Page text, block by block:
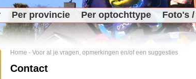
Per provincie Per optochttype Foto's
Home - Voor al je vragen, opmerkingen en/of een suggesties
Contact